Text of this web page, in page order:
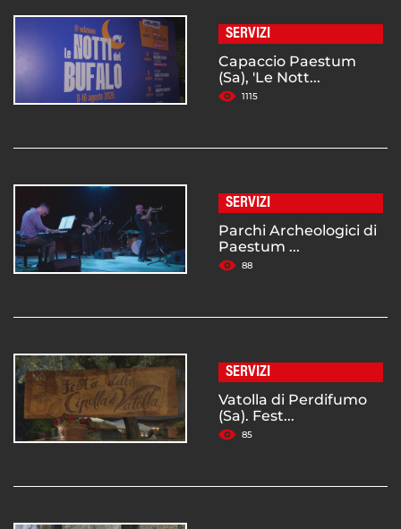
SERVIZI
Capaccio Paestum
(Sa), 'Le Nott...
1115
SERVIZI
Parchi Archeologici di
Paestum ...
88
SERVIZI
Vatolla di Perdifumo
(Sa). Fest...
85